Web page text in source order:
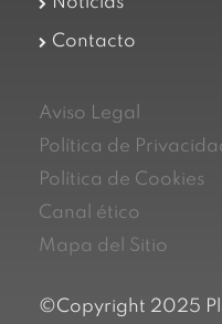
Contacto
Aviso Legal
Política de
Política de Cookies
Canal ético
Mapa del Sitio
©Copyright 2025